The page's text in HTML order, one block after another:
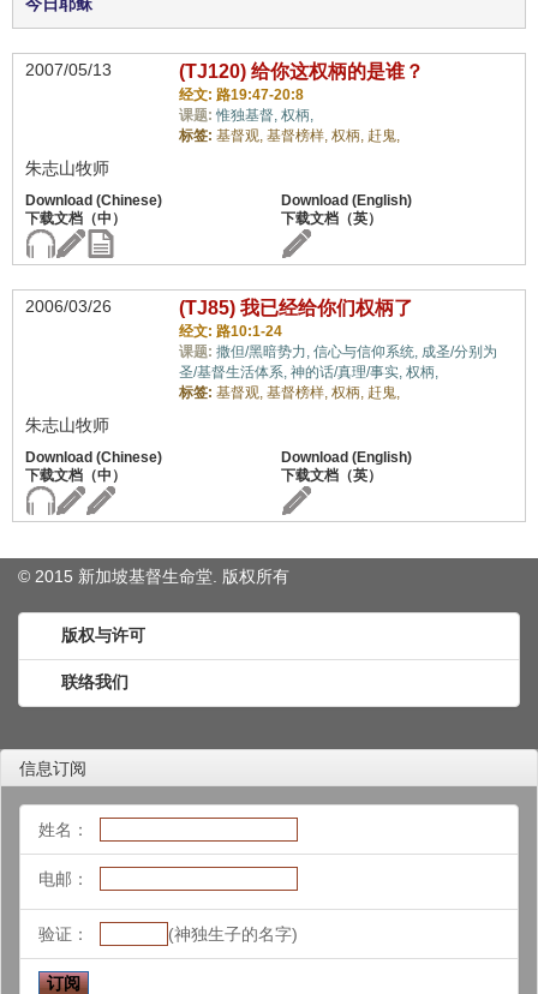
2007/05/13 (TJ120) 给你这权柄的是谁？
经文: 路19:47-20:8
课题:惟独基督, 权柄,
标签: 基督观, 基督榜样, 权柄, 赶鬼,
朱志山牧师
2006/03/26 (TJ85) 我已经给你们权柄了
经文: 路10:1-24
课题: 撒但/黑暗势力, 信心与信仰系统, 成圣/分别为
圣/基督生活体系, 神的话/真理/事实, 权柄,
标签: 基督观, 基督榜样, 权柄, 赶鬼,
朱志山牧师
© 2015 新加坡基督生命堂. 版权所有
版权与许可
联络我们
信息订阅
姓名：
电邮：
验证： (神独生子的名字)